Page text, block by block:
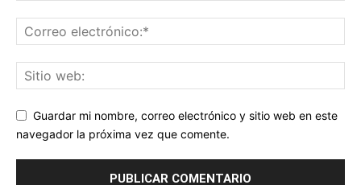
Guardar mi nombre, correo electrónico y sitio web en este
navegador la próxima vez que comente.